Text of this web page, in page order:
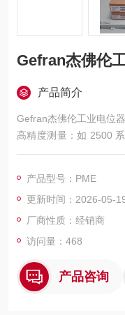
Gefran杰佛伦
产品简介
Gefran杰佛伦工业电位器
高精度测量：如 2500
持双路可配置输入，精
较高的注塑机等设备。
产品型号：PME
更新时间：2026-05-
厂商性质：经销商
访问量：468
产品咨询